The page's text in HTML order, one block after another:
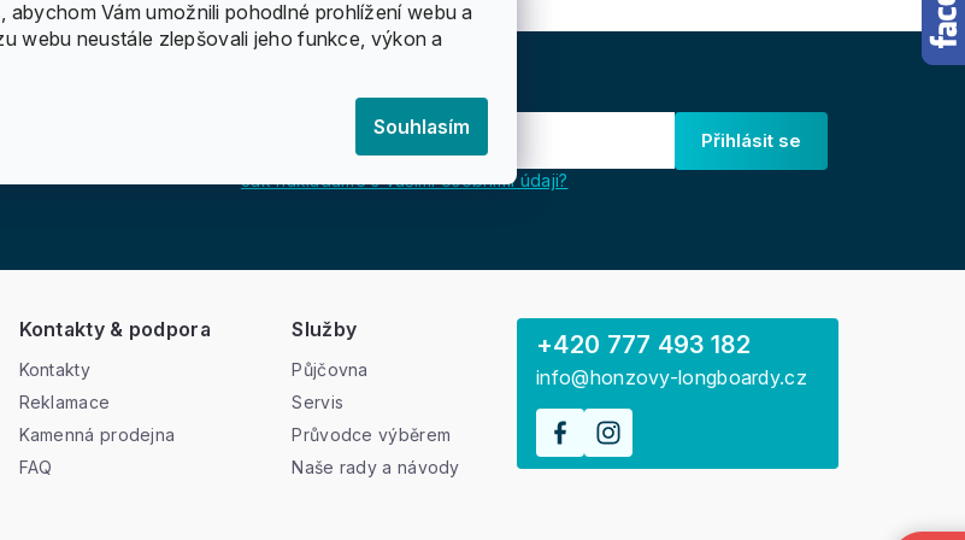
abychom Vám umožnili pohodlné prohlížení webu a
webu neustále zlepšovali jeho funkce, výkon a
Souhlasím
Přihlásit se
Jak nakládáme s vašimi osobními údaji?
Kontakty & podpora
Kontakty
Reklamace
Kamenná prodejna
FAQ
Služby
Půjčovna
Servis
Průvodce výběrem
Naše rady a návody
+420 777 493 182
info@honzovy-longboardy.cz